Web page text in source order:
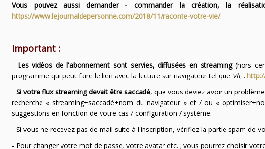
Vous pouvez aussi demander - commander la création, la
https://www.lejournaldepersonne.com/2018/11/raconte-votre-vie/.
Important :
- Les vidéos de l'abonnement sont servies, diffusées en streaming(hors
programme qui peut faire le lien avec la lecture sur navigateur tel que Vlc:
- Si votre flux streaming devait être saccadé, que vous deviez avoir un
recherche « streaming+saccadé+nom du navigateur » et / ou «
suggestions en fonction de votre cas / configuration / système.
- Si vous ne recevez pas de mail suite à l'inscription, vérifiez la partie spam de
- Pour changer votre mot de passe, votre avatar etc. ; vous pourrez choisir